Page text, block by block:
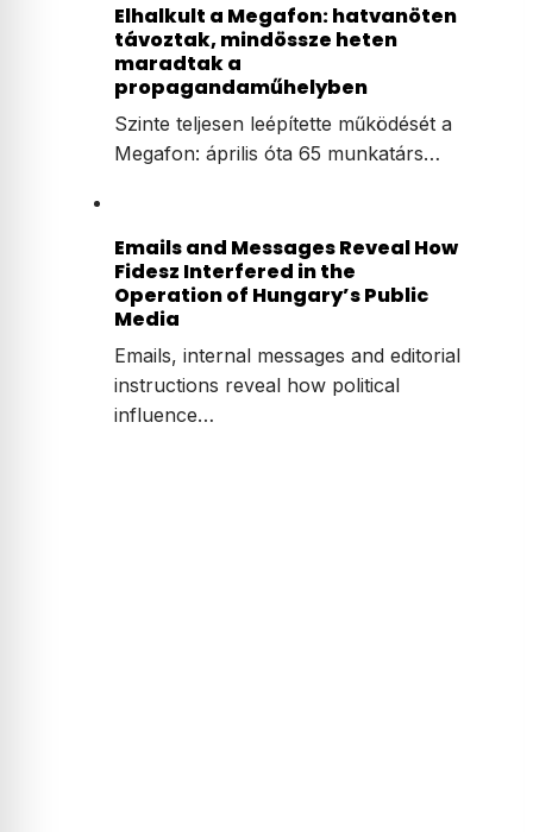
Elhalkult a Megafon: hatvanöten
távoztak, mindössze heten
maradtak a
propagandaműhelyben
Szinte teljesen leépítette működését a
Megafon: április óta 65 munkatárs…
Emails and Messages Reveal How
Fidesz Interfered in the
Operation of Hungary’s Public
Media
Emails, internal messages and editorial
instructions reveal how political
influence…